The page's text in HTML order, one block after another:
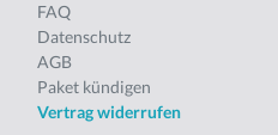
FAQ
Datenschutz
AGB
Paket kündigen
Vertrag widerrufen